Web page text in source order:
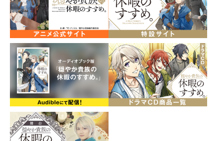
【TOブックスオンラインストア限定２大特典付き！】
①EDカードポストカードセット
第1話～第12話に収録している描き下ろしEDカードイ
ラストをポストカード化！
②「穏やか貴族の休暇のすすめ。」特製小冊子
岬先生書き下ろしSSを収録！
【仕様特典】
・さんど先生描き下ろしイラスト仕様ケース